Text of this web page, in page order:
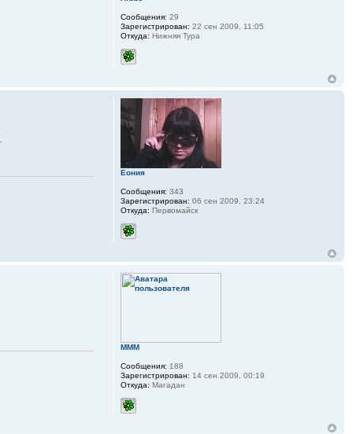
Сообщения: 29
Зарегистрирован: 22 сен 2009, 11:05
Откуда: Нижняя Тура
Еония
Сообщения: 343
Зарегистрирован: 06 сен 2009, 23:24
Откуда: Первомайск
MMM
Сообщения: 188
Зарегистрирован: 14 сен 2009, 00:19
Откуда: Магадан